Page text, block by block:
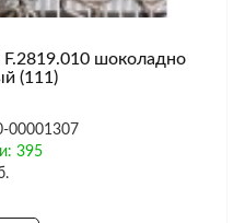
F.2819.010 шоколадно
(111)
00001307
395